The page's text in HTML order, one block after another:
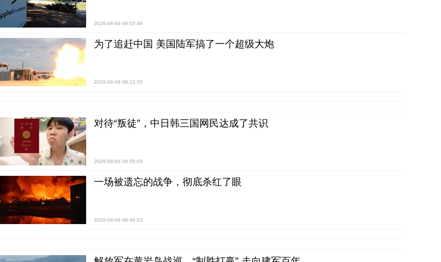
2026-08-06 09:53:46
为了追赶中国 美国陆军搞了一个超级大炮
2026-08-06 09:22:55
对待“叛徒”，中日韩三国网民达成了共识
2026-08-06 09:55:03
一场被遗忘的战争，彻底杀红了眼
2026-08-06 09:40:03